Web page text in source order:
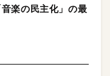
楽の民主化」の最